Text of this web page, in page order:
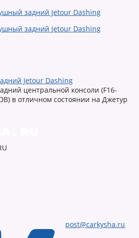
Jetour Dashing
центральной консоли (F16-
в отличном состоянии на Джетур
post@carkysha.ru